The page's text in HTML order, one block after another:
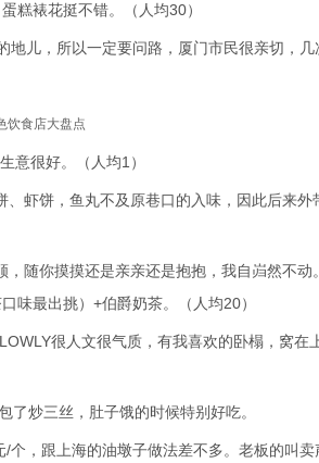
糕裱花挺不错。（人均30）
地儿，所以一定要问路，厦门市民很亲切，
饮食店大盘点
意很好。（人均1）
、虾饼，鱼丸不及原巷口的入味，因此后来
，随你摸摸还是亲亲还是抱抱，我自岿然不
味最出挑）+伯爵奶茶。（人均20）
很人文很气质，有我喜欢的卧榻，窝在
了炒三丝，肚子饿的时候特别好吃。
/个，跟上海的油墩子做法差不多。老板的叫